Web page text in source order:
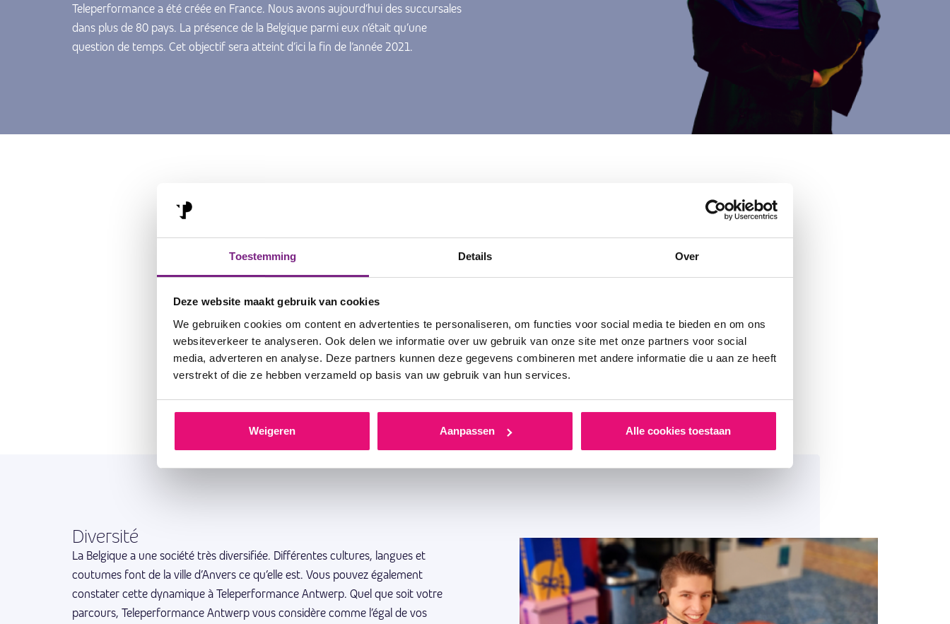
Toestemming Details Over
Deze website maakt gebruik van cookies
We gebruiken cookies om content en advertenties te personaliseren, om functies voor social media te bieden en om ons
websiteverkeer te analyseren. Ook delen we informatie over uw gebruik van onze site met onze partners voor social
media, adverteren en analyse. Deze partners kunnen deze gegevens combineren met andere informatie die u aan ze heeft
verstrekt of die ze hebben verzameld op basis van uw gebruik van hun services.
Weigeren Aanpassen Alle cookies toestaan
Teleperformance a été créée en France. Nous avons aujourd’hui des succursales
dans plus de 80 pays. La présence de la Belgique parmi eux n’était qu’une
question de temps. Cet objectif sera atteint d’ici la fin de l’année 2021.
Quesignifietravailler pour Teleperformance ?
Teleperformance connaît une croissance rapide et propose de nombreux postes vacants. Mais avant de
postuler, vous voulez bien sûr savoir ce que c’est que de travailler pour Teleperformance. Vous le
découvrirez, entre autres, dans les histoires personnelles de nos employés. Chaque collègue cite des
avantages différents, de sorte que nous pourrions allonger la liste des raisons ci-dessous presque
indéfiniment.
Diversité
La Belgique a une société très diversifiée. Différentes cultures, langues et
coutumes font de la ville d’Anvers ce qu’elle est. Vous pouvez également
constater cette dynamique à Teleperformance Antwerp. Quel que soit votre
parcours, Teleperformance Antwerp vous considère comme l’égal de vos